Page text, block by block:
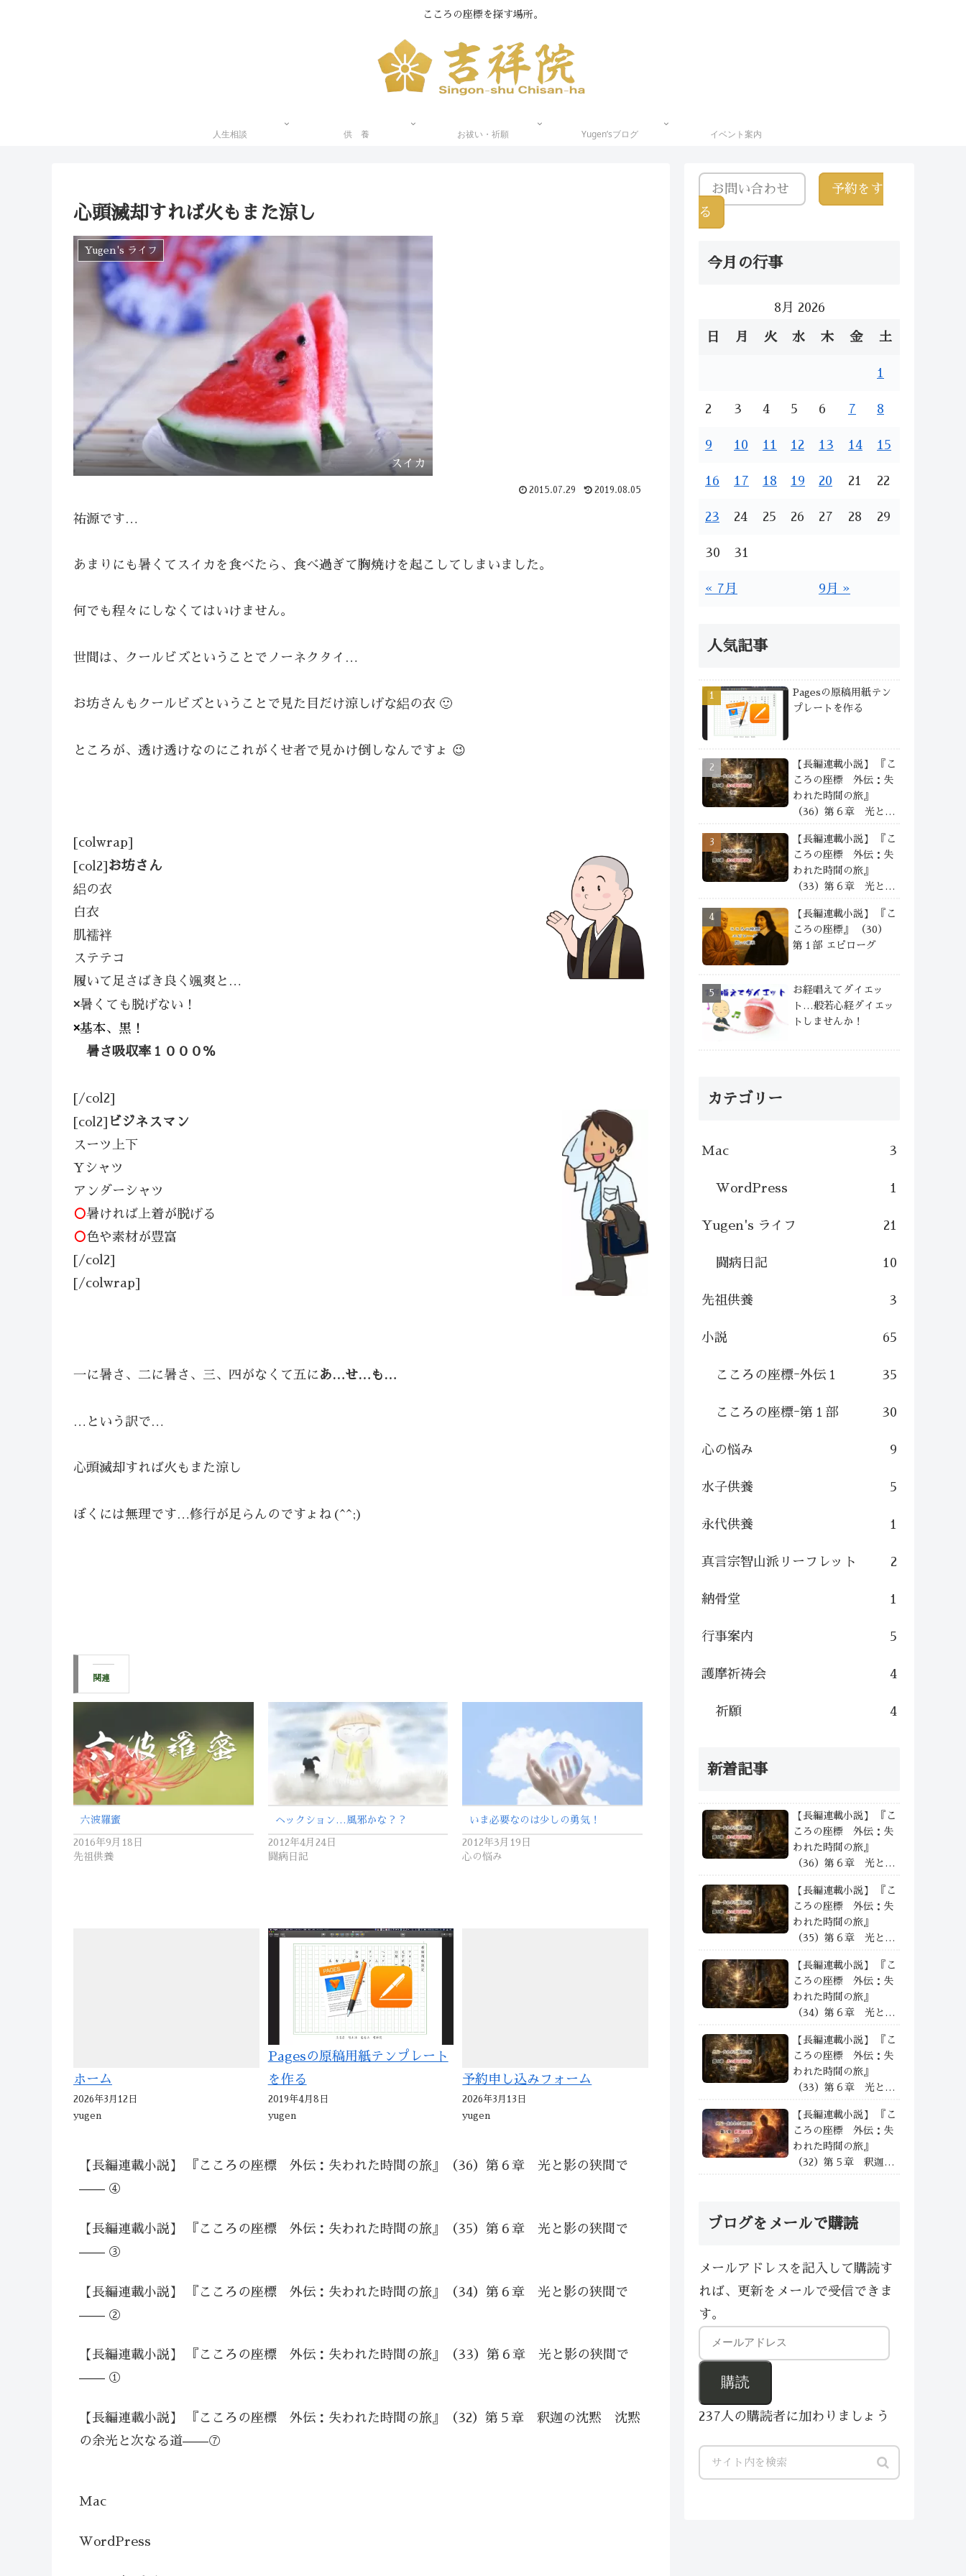
こころの座標を探す場所。
人生相談 供 養 お祓い・祈願 Yugen’sブログ イベント案内
心頭滅却すれば火もまた涼し
Yugen's ライフ
スイカ
2015.07.29 2019.08.05
祐源です…
あまりにも暑くてスイカを食べたら、食べ過ぎて胸焼けを起こしてしまいました。
何でも程々にしなくてはいけません。
世間は、クールビズということでノーネクタイ…
お坊さんもクールビズということで見た目だけ涼しげな絽の衣 🙂
ところが、透け透けなのにこれがくせ者で見かけ倒しなんですょ 😉
[colwrap]
[col2] お坊さん
絽の衣
白衣
肌襦袢
ステテコ
履いて足さばき良く颯爽と…
×暑くても脱げない！
×基本、黒！
暑さ吸収率１０００％
[/col2]
[col2] ビジネスマン
スーツ上下
Yシャツ
アンダーシャツ
○暑ければ上着が脱げる
○色や素材が豊富
[/col2]
[/colwrap]
一に暑さ、二に暑さ、三、四がなくて五にあ…せ…も…
…という訳で…
心頭滅却すれば火もまた涼し
ぼくには無理です…修行が足らんのですょね(^^;)
関連
六波羅蜜
2016年9月18日
先祖供養
ヘックション…風邪かな？？
2012年4月24日
闘病日記
いま必要なのは少しの勇気！
2012年3月19日
心の悩み
ホーム
2026年3月12日
yugen
Pagesの原稿用紙テンプレート
を作る
2019年4月8日
yugen
予約申し込みフォーム
2026年3月13日
yugen
【長編連載小説】 『こころの座標 外伝：失われた時間の旅』（36）第６章 光と影の狭間で
—— ④
【長編連載小説】 『こころの座標 外伝：失われた時間の旅』（35）第６章 光と影の狭間で
—— ③
【長編連載小説】 『こころの座標 外伝：失われた時間の旅』（34）第６章 光と影の狭間で
—— ②
【長編連載小説】 『こころの座標 外伝：失われた時間の旅』（33）第６章 光と影の狭間で
—— ①
【長編連載小説】 『こころの座標 外伝：失われた時間の旅』（32）第５章 釈迦の沈黙 沈黙
の余光と次なる道——⑦
Mac
WordPress
お問い合わせ
予約をす
る
今月の行事
8月 2026
日 月 火 水 木 金 土
1
2 3 4 5 6 7 8
9 10 11 12 13 14 15
16 17 18 19 20 21 22
23 24 25 26 27 28 29
30 31
« 7月 9月 »
人気記事
Pagesの原稿用紙テン
プレートを作る
【長編連載小説】 『こ
ころの座標 外伝：失
われた時間の旅』
（36）第６章 光と影
【長編連載小説】 『こ
ころの座標 外伝：失
われた時間の旅』
（33）第６章 光と影
【長編連載小説】 『こ
ころの座標』 （30）
第１部 エピローグ
お経唱えてダイエッ
ト…般若心経ダイエッ
トしませんか！
カテゴリー
Mac 3
WordPress 1
Yugen's ライフ 21
闘病日記 10
先祖供養 3
小説 65
こころの座標ｰ外伝１ 35
こころの座標ｰ第１部 30
心の悩み 9
水子供養 5
永代供養 1
真言宗智山派リーフレット 2
納骨堂 1
行事案内 5
護摩祈祷会 4
祈願 4
新着記事
【長編連載小説】 『こ
ころの座標 外伝：失
われた時間の旅』
（36）第６章 光と影
【長編連載小説】 『こ
ころの座標 外伝：失
われた時間の旅』
（35）第６章 光と影
【長編連載小説】 『こ
ころの座標 外伝：失
われた時間の旅』
（34）第６章 光と影
【長編連載小説】 『こ
ころの座標 外伝：失
われた時間の旅』
（33）第６章 光と影
【長編連載小説】 『こ
ころの座標 外伝：失
われた時間の旅』
（32）第５章 釈迦の
ブログをメールで購読
メールアドレスを記入して購読す
れば、更新をメールで受信できま
す。
購読
237人の購読者に加わりましょう